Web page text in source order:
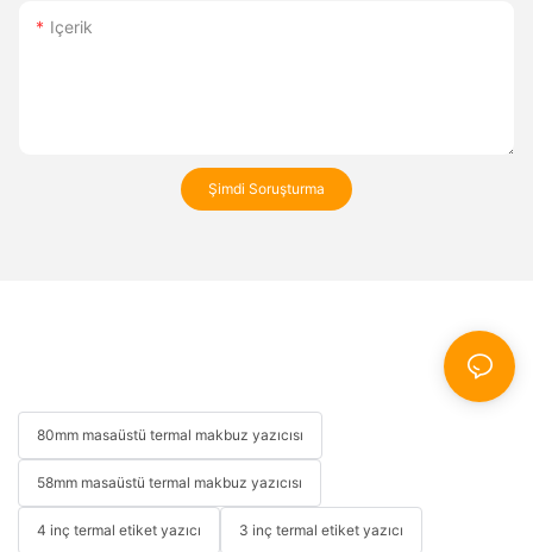
Içerik
Şimdi Soruşturma
80mm masaüstü termal makbuz yazıcısı
58mm masaüstü termal makbuz yazıcısı
4 inç termal etiket yazıcı 3 inç termal etiket yazıcı